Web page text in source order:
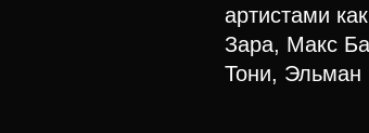
артистами
Зара, Макс
Тони, Эльман